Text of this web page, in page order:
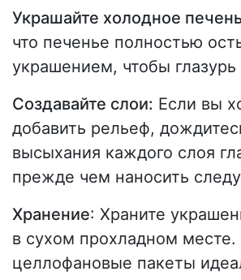
Украшайте холодное
что печенье полностью
украшением, чтобы глазурь
Создавайте слои: Если вы
добавить рельеф,
высыхания каждого слоя
прежде чем наносить
Хранение: Храните
в сухом прохладном
целлофановые пакеты